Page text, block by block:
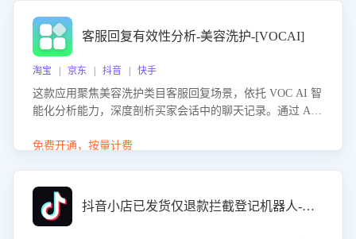
客服回复有效性分析-美容洗护-[VOCAI]
淘宝 | 京东 | 抖音 | 快手
这款应用聚焦美容洗护类目客服回复场景，依托 VOC AI 智
能化分析能力，深度剖析买家会话中的聊天记录。通过 AI
答的有效性与完整性，输出针对性改进策略，助力商家快速
免费开通，按量计费
抖音小店已发货仅退款拦截登记机器人-八爪鱼